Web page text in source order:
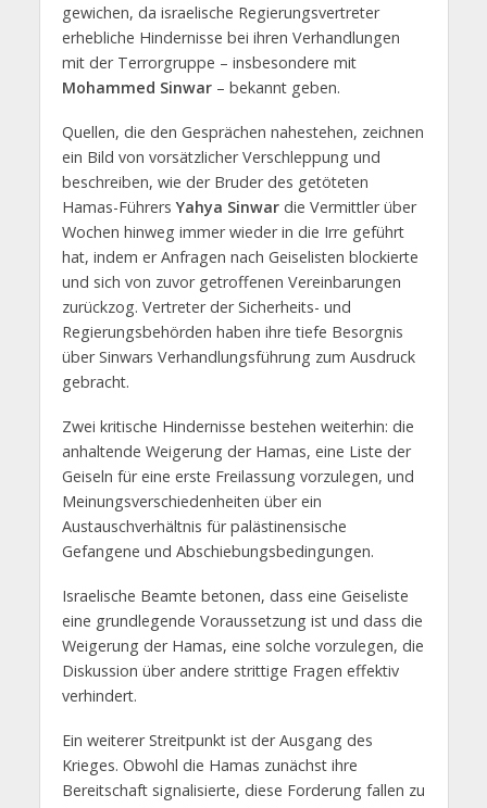
gewichen, da israelische Regierungsvertreter
erhebliche Hindernisse bei ihren Verhandlungen
mit der Terrorgruppe – insbesondere mit
Mohammed Sinwar– bekannt geben.
Quellen, die den Gesprächen nahestehen, zeichnen
ein Bild von vorsätzlicher Verschleppung und
beschreiben, wie der Bruder des getöteten
Hamas-FührersYahya Sinwardie Vermittler über
Wochen hinweg immer wieder in die Irre geführt
hat, indem er Anfragen nach Geiselisten blockierte
und sich von zuvor getroffenen Vereinbarungen
zurückzog. Vertreter der Sicherheits- und
Regierungsbehörden haben ihre tiefe Besorgnis
über Sinwars Verhandlungsführung zum Ausdruck
gebracht.
Zwei kritische Hindernisse bestehen weiterhin: die
anhaltende Weigerung der Hamas, eine Liste der
Geiseln für eine erste Freilassung vorzulegen, und
Meinungsverschiedenheiten über ein
Austauschverhältnis für palästinensische
Gefangene und Abschiebungsbedingungen.
Israelische Beamte betonen, dass eine Geiseliste
eine grundlegende Voraussetzung ist und dass die
Weigerung der Hamas, eine solche vorzulegen, die
Diskussion über andere strittige Fragen effektiv
verhindert.
Ein weiterer Streitpunkt ist der Ausgang des
Krieges. Obwohl die Hamas zunächst ihre
Bereitschaft signalisierte, diese Forderung fallen zu